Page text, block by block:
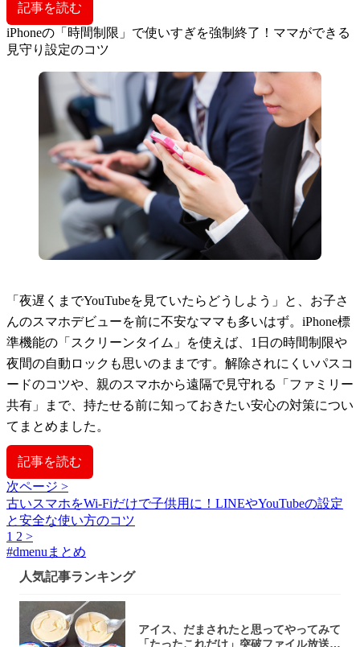
記事を読む
iPhoneの「時間制限」で使いすぎを強制終了！ママができる
見守り設定のコツ
「夜遅くまでYouTubeを見ていたらどうしよう」と、お子さ
んのスマホデビューを前に不安なママも多いはず。iPhone標
準機能の「スクリーンタイム」を使えば、1日の時間制限や
夜間の自動ロックも思いのままです。解除されにくいパスコ
ードのコツや、親のスマホから遠隔で見守れる「ファミリー
共有」まで、持たせる前に知っておきたい安心の対策につい
てまとめました。
記事を読む
次ページ >
古いスマホをWi-Fiだけで子供用に！LINEやYouTubeの設定
と安全な使い方のコツ
1 2 >
#dmenuまとめ
人気記事ランキング
アイス、だまされたと思ってやってみて
「たったこれだけ」突破ファイル放送で